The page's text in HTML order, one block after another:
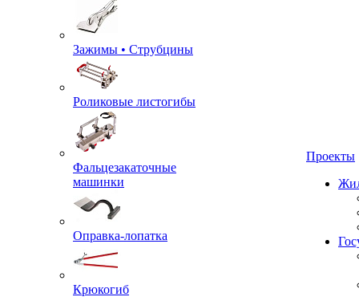
Зажимы • Струбцины
Роликовые листогибы
Фальцезакаточные
машинки
Оправка-лопатка
Крюкогиб
Проекты